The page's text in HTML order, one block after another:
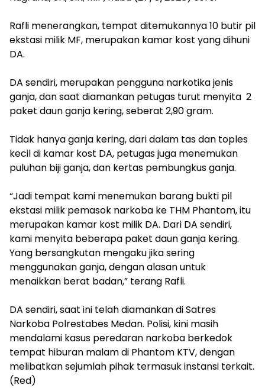
‎Rafli menerangkan, tempat ditemukannya 10 butir pil
ekstasi milik MF, merupakan kamar kost yang dihuni
DA.
‎DA sendiri, merupakan pengguna narkotika jenis
ganja, dan saat diamankan petugas turut menyita 2
paket daun ganja kering, seberat 2,90 gram.
‎Tidak hanya ganja kering, dari dalam tas dan toples
kecil di kamar kost DA, petugas juga menemukan
puluhan biji ganja, dan kertas pembungkus ganja.
‎“Jadi tempat kami menemukan barang bukti pil
ekstasi milik pemasok narkoba ke THM Phantom, itu
merupakan kamar kost milik DA. Dari DA sendiri,
kami menyita beberapa paket daun ganja kering.
Yang bersangkutan mengaku jika sering
menggunakan ganja, dengan alasan untuk
menaikkan berat badan,” terang Rafli.
DA sendiri, saat ini telah diamankan di Satres
Narkoba Polrestabes Medan. Polisi, kini masih
mendalami kasus peredaran narkoba berkedok
tempat hiburan malam di Phantom KTV, dengan
melibatkan sejumlah pihak termasuk instansi terkait.
(Red)